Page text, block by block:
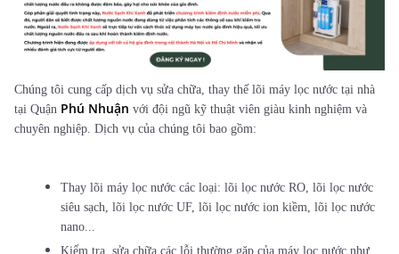
Chúng tôi cung cấp dịch vụ sửa chữa, thay thế lõi máy lọc nước tại nhà
tại Quận Phú Nhuận với đội ngũ kỹ thuật viên giàu kinh nghiệm và
chuyên nghiệp. Dịch vụ của chúng tôi bao gồm:
Thay lõi máy lọc nước các loại: lõi lọc nước RO, lõi lọc nước
siêu sạch, lõi lọc nước UF, lõi lọc nước ion kiềm, lõi lọc nước
nano...
Kiểm tra, sửa chữa các lỗi thường gặp của máy lọc nước như